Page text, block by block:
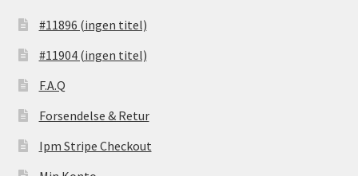
#11896 (ingen titel)
#11904 (ingen titel)
F.A.Q
Forsendelse & Retur
Ipm Stripe Checkout